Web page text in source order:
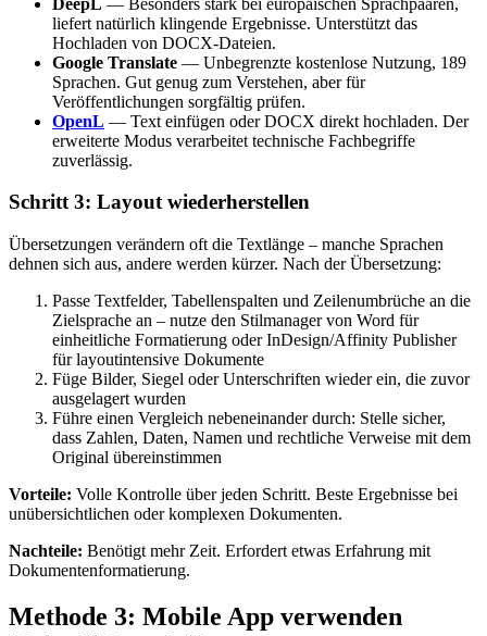
liefert natürlich klingende Ergebnisse. Unterstützt das
Hochladen von DOCX-Dateien.
Google Translate — Unbegrenzte kostenlose Nutzung, 189
Sprachen. Gut genug zum Verstehen, aber für
Veröffentlichungen sorgfältig prüfen.
OpenL — Text einfügen oder DOCX direkt hochladen. Der
erweiterte Modus verarbeitet technische Fachbegriffe
zuverlässig.
Schritt 3: Layout wiederherstellen
Übersetzungen verändern oft die Textlänge – manche Sprachen
dehnen sich aus, andere werden kürzer. Nach der Übersetzung:
Passe Textfelder, Tabellenspalten und Zeilenumbrüche an die
Zielsprache an – nutze den Stilmanager von Word für
einheitliche Formatierung oder InDesign/Affinity Publisher
für layoutintensive Dokumente
Füge Bilder, Siegel oder Unterschriften wieder ein, die zuvor
ausgelagert wurden
Führe einen Vergleich nebeneinander durch: Stelle sicher,
dass Zahlen, Daten, Namen und rechtliche Verweise mit dem
Original übereinstimmen
Vorteile: Volle Kontrolle über jeden Schritt. Beste Ergebnisse bei
unübersichtlichen oder komplexen Dokumenten.
Nachteile: Benötigt mehr Zeit. Erfordert etwas Erfahrung mit
Dokumentenformatierung.
Methode 3: Mobile App verwenden